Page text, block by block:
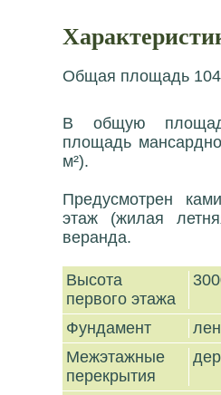
Общая площадь
В общую
площадь
м²).
Предусмотрен
этаж (жилая
веранда.
Высота
первого этажа
Фундамент
Межэтажные
перекрытия